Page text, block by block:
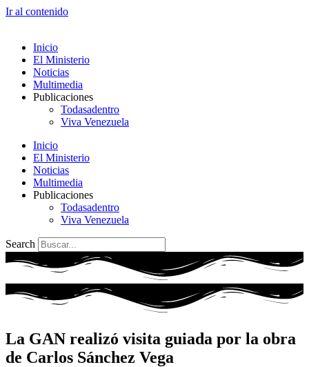
Ir al contenido
Inicio
El Ministerio
Noticias
Multimedia
Publicaciones
Todasadentro
Viva Venezuela
Inicio
El Ministerio
Noticias
Multimedia
Publicaciones
Todasadentro
Viva Venezuela
Search
La GAN realizó visita guiada por la obra
de Carlos Sánchez Vega